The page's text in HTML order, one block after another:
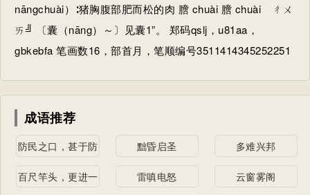
nāngchuài）∶猪胸腹部肥而松的肉 膪 chuài 膪 chuài ㄔㄨ
ㄞ╝ 〔囊（nāng）～〕见囊1”。 郑码qslj，u81aa，
gbkebfa 笔画数16，部首月，笔顺编号3511414345252251
成语推荐
防民之口，甚于防
黜昏启圣 多难兴邦
百尺竿头，更进一
雷嗔电怒 云窗雾阁